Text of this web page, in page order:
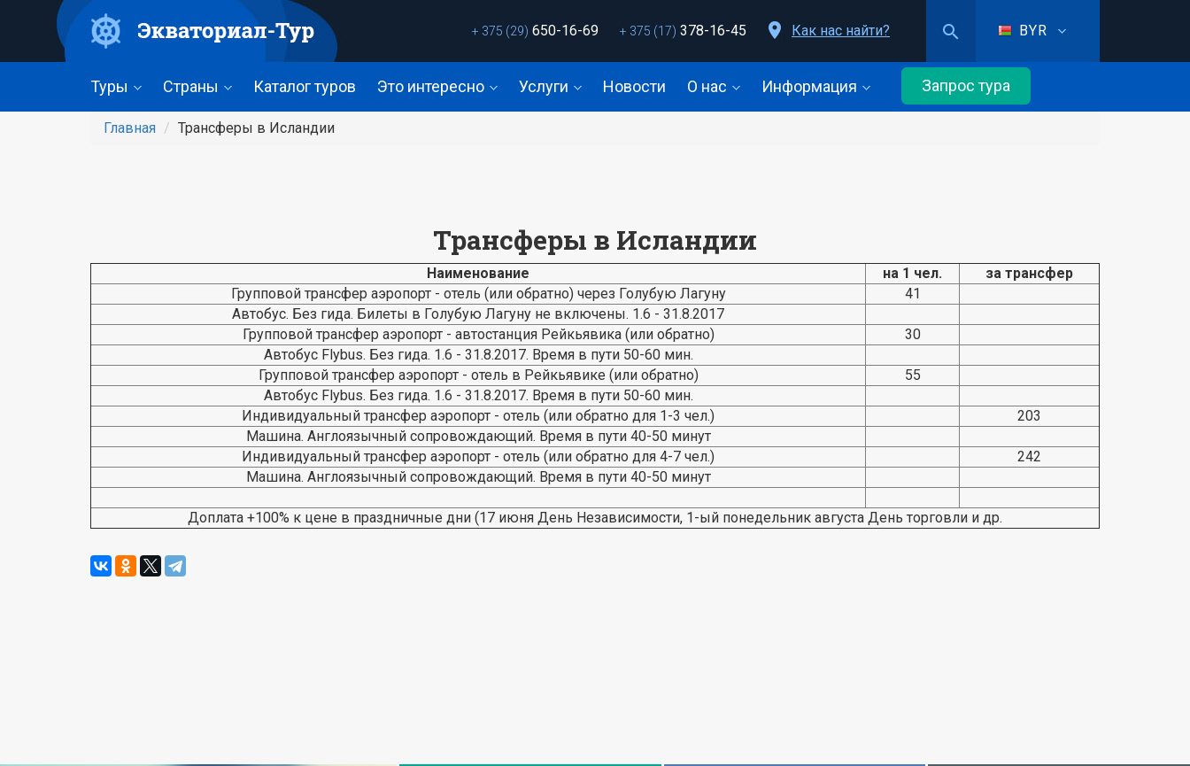
основному
содержанию
BYR
+ 375 (29) 650-16-69 + 375 (17) 378-16-45 Как нас найти?
Туры Страны Каталог туров Это интересно Услуги Новости О нас Информация Запрос тура
Главная Трансферы в Исландии
Трансферы в Исландии
Наименование на 1 чел.
за трансфер
Групповой трансфер аэропорт - отель (или обратно) через Голубую Лагуну
41
Автобус. Без гида. Билеты в Голубую Лагуну не включены. 1.6 - 31.8.2017
Групповой трансфер аэропорт - автостанция Рейкьявика (или обратно)
30
Автобус Flybus. Без гида. 1.6 - 31.8.2017. Время в пути 50-60 мин.
Групповой трансфер аэропорт - отель в Рейкьявике (или обратно)
55
Автобус Flybus. Без гида. 1.6 - 31.8.2017. Время в пути 50-60 мин.
Индивидуальный трансфер аэропорт - отель (или обратно для 1-3 чел.)
203
Машина. Англоязычный сопровождающий. Время в пути 40-50 минут
Индивидуальный трансфер аэропорт - отель (или обратно для 4-7 чел.)
242
Машина. Англоязычный сопровождающий. Время в пути 40-50 минут
Доплата +100% к цене в праздничные дни (17 июня День Независимости, 1-ый понедельник августа День торговли и др.